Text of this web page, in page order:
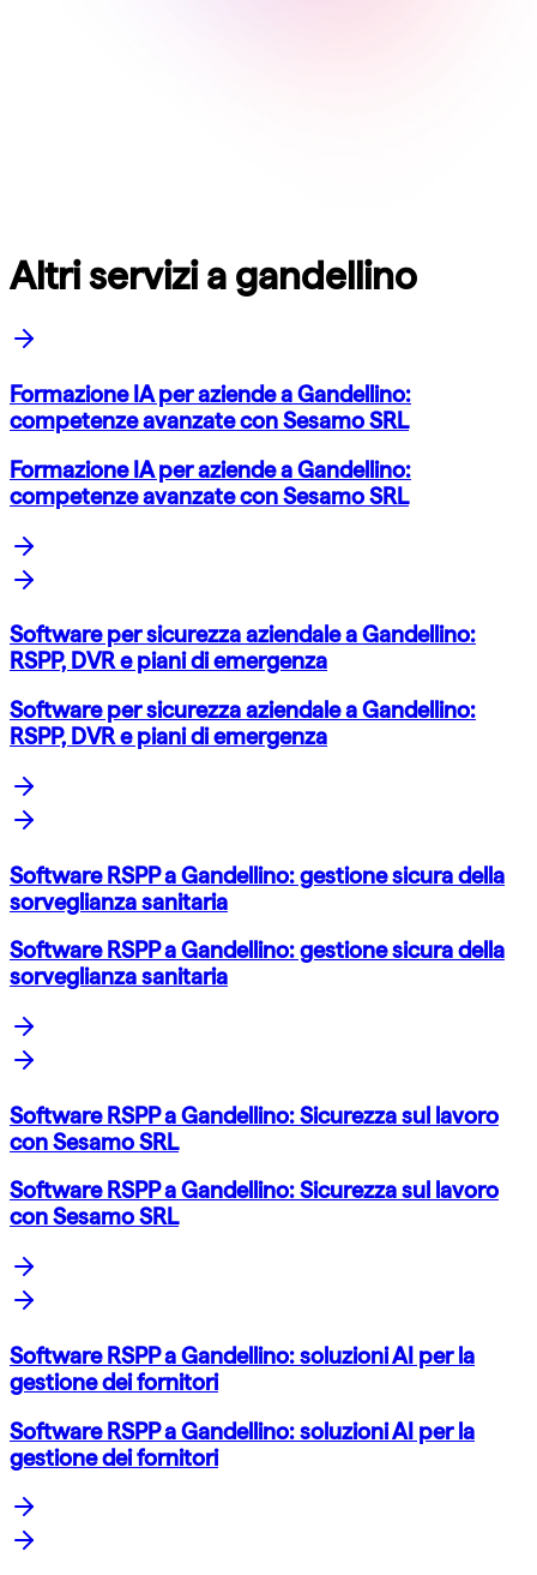
Altri servizi a gandellino
Formazione IA per aziende a Gandellino:
competenze avanzate con Sesamo SRL
Formazione IA per aziende a Gandellino:
competenze avanzate con Sesamo SRL
Software per sicurezza aziendale a Gandellino:
RSPP, DVR e piani di emergenza
Software per sicurezza aziendale a Gandellino:
RSPP, DVR e piani di emergenza
Software RSPP a Gandellino: gestione sicura della
sorveglianza sanitaria
Software RSPP a Gandellino: gestione sicura della
sorveglianza sanitaria
Software RSPP a Gandellino: Sicurezza sul lavoro
con Sesamo SRL
Software RSPP a Gandellino: Sicurezza sul lavoro
con Sesamo SRL
Software RSPP a Gandellino: soluzioni AI per la
gestione dei fornitori
Software RSPP a Gandellino: soluzioni AI per la
gestione dei fornitori